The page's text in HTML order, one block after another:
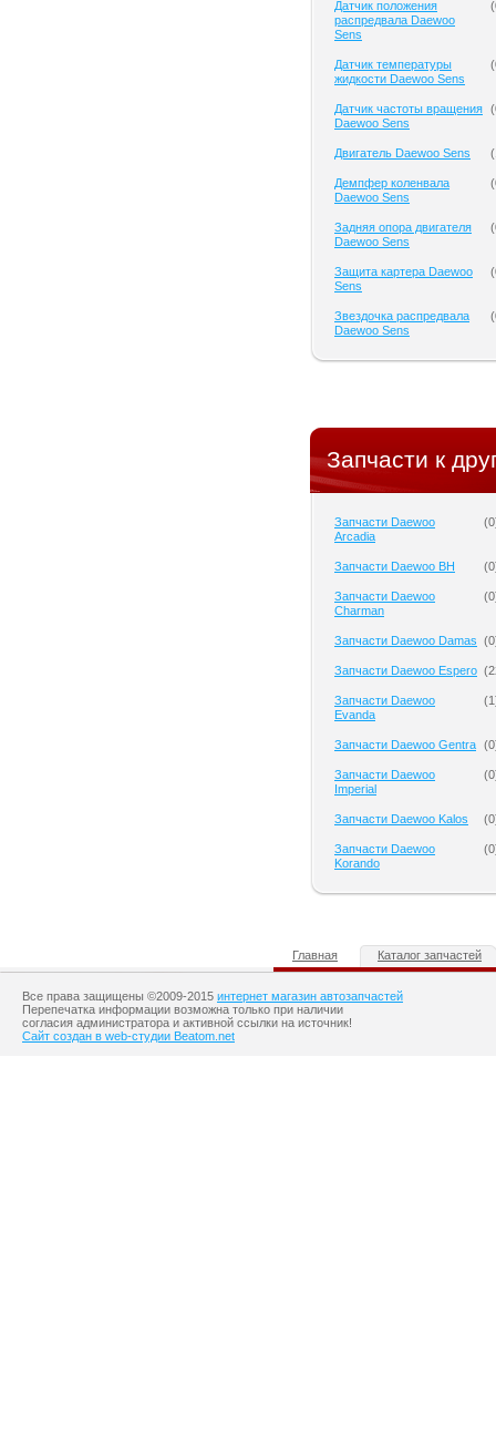
Датчик положения
распредвала Daewoo
Sens
(
Датчик температуры
жидкости Daewoo Sens
(
Датчик частоты вращения
Daewoo Sens
(
Двигатель Daewoo Sens (
Демпфер коленвала
Daewoo Sens
(
Задняя опора двигателя
Daewoo Sens
(
Защита картера Daewoo
Sens
(
Звездочка распредвала
Daewoo Sens
(
Запчасти к
Запчасти Daewoo
Arcadia
(0
Запчасти Daewoo BH (0
Запчасти Daewoo
Charman
(0
Запчасти Daewoo Damas (0
Запчасти Daewoo Espero (
Запчасти Daewoo
Evanda
(1
Запчасти Daewoo Gentra (0
Запчасти Daewoo
Imperial
(0
Запчасти Daewoo Kalos (0
Запчасти Daewoo
Korando
(0
Главная Каталог запчастей
Все права защищены ©2009-2015 интернет магазин автозапчастей
Перепечатка информации возможна только при наличии
согласия администратора и активной ссылки на источник!
Сайт создан в web-студии Beatom.net